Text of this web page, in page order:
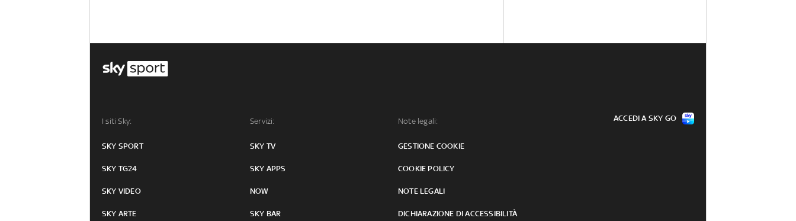
I siti Sky:
SKY SPORT
SKY TG24
SKY VIDEO
SKY ARTE
Servizi:
SKY TV
SKY APPS
NOW
SKY BAR
Note legali:
GESTIONE COOKIE
COOKIE POLICY
NOTE LEGALI
DICHIARAZIONE DI ACCESSIBILITÀ
ACCEDI A SKY GO